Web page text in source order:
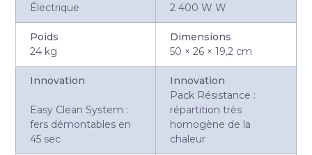
Électrique
2 400 W W
Poids
24 kg
Dimensions
50 × 26 × 19,2 cm
Innovation
Easy Clean System :
fers démontables en
45 sec
Innovation
Pack Résistance :
répartition très
homogène de la
chaleur